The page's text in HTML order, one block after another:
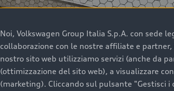
Noi, Volkswagen Group Italia S.p.A. con sede
collaborazione con le nostre affiliate e
nostro sito web utilizziamo servizi (anche da
(ottimizzazione del sito web), a visualizzare
(marketing). Cliccando sul pulsante "Gestisci